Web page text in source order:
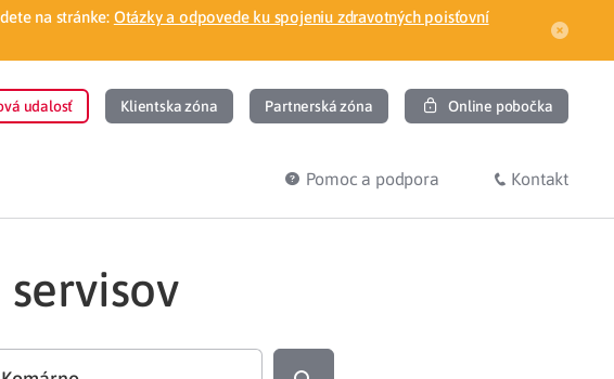
na stránke: Otázky a odpovede ku spojeniu zdravotných poisťovní
udalosť Klientska zóna Partnerská zóna Online pobočka
POTREBUJEM PORADIŤ
Vyhľadať lekára Prihláška do zdravotnej poisťovne
Pomoc a podpora Kontakt